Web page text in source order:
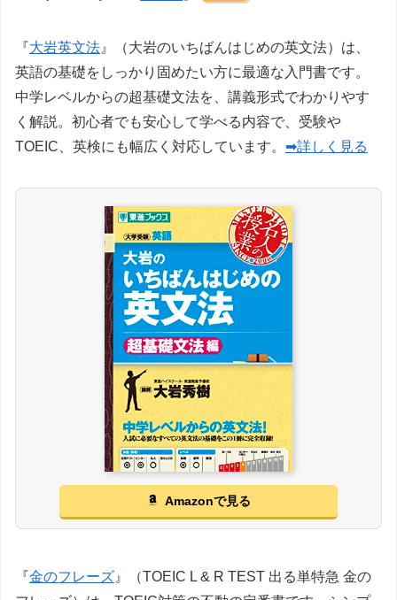
『大岩英文法 』（大岩のいちばんはじめの英文法）は、
英語の基礎をしっかり固めたい方に最適な入門書です。
中学レベルからの超基礎文法を、講義形式でわかりやす
く解説。初心者でも安心して学べる内容で、受験や
TOEIC、英検にも幅広く対応しています。 ➡詳しく見る
Amazonで見る
『金のフレーズ 』（TOEIC L & R TEST 出る単特急 金の